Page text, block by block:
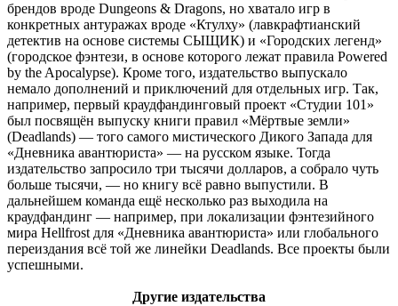
брендов вроде Dungeons & Dragons, но хватало игр в
конкретных антуражах вроде «Ктулху» (лавкрафтианский
детектив на основе системы СЫЩИК) и «Городских легенд»
(городское фэнтези, в основе которого лежат правила Powered
by the Apocalypse). Кроме того, издательство выпускало
немало дополнений и приключений для отдельных игр. Так,
например, первый краудфандинговый проект «Студии 101»
был посвящён выпуску книги правил «Мёртвые земли»
(Deadlands) — того самого мистического Дикого Запада для
«Дневника авантюриста» — на русском языке. Тогда
издательство запросило три тысячи долларов, а собрало чуть
больше тысячи, — но книгу всё равно выпустили. В
дальнейшем команда ещё несколько раз выходила на
краудфандинг — например, при локализации фэнтезийного
мира Hellfrost для «Дневника авантюриста» или глобального
переиздания всё той же линейки Deadlands. Все проекты были
успешными.
Другие издательства